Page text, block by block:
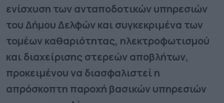
ενίσχυση των ανταποδοτικών υπηρεσιών
του Δήμου Δελφών και συγκεκριμένα των
τομέων καθαριότητας, ηλεκτροφωτισμού
και διαχείρισης στερεών αποβλήτων,
προκειμένου να διασφαλιστεί η
απρόσκοπτη παροχή βασικών υπηρεσιών